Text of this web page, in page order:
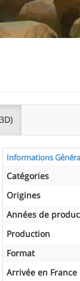
Informations
Catégories
Origines
Années de
Production
Format
Arrivée en France